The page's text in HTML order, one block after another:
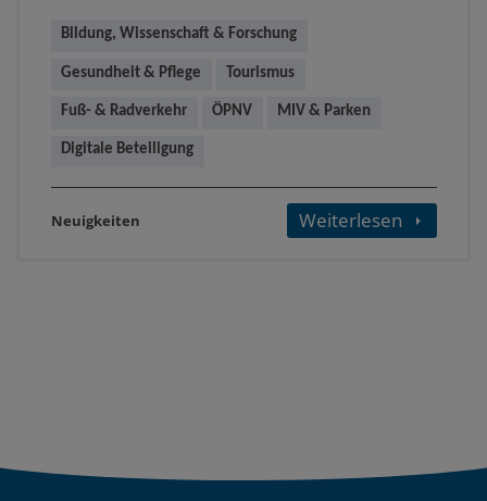
Bildung, Wissenschaft & Forschung
Gesundheit & Pflege Tourismus
Fuß- & Radverkehr ÖPNV MIV & Parken
Digitale Beteiligung
Neuigkeiten Weiterlesen